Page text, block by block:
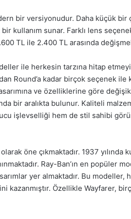
bir versiyonudur. Daha küçük bir
kullanım sunar. Farklı lens
TL ile 2.400 TL arasında
ile herkesin tarzına hitap
Round’a kadar birçok seçenek ile
ve özelliklerine göre
bir aralıkta bulunur. Kaliteli
işlevselliği hem de stil sahibi
öne çıkmaktadır. 1937 yılında
Ray-Ban’ın en popüler
yer almaktadır. Bu modeller,
kazanmıştır. Özellikle Wayfarer,